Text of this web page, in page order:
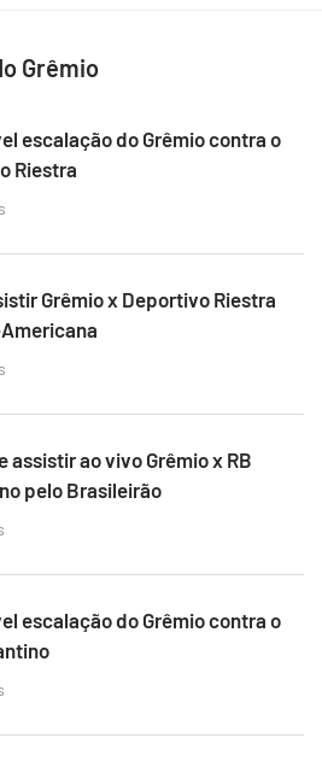
Grêmio
escalação do Grêmio contra o
Riestra
Grêmio x Deportivo Riestra
assistir ao vivo Grêmio x RB
pelo Brasileirão
escalação do Grêmio contra o